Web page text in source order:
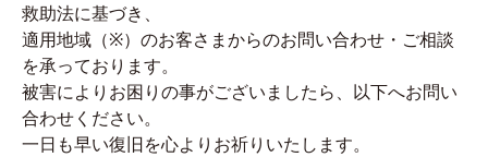
救助法に基づき、
適用地域（※）のお客さまからのお問い合わせ・ご相談
を承っております。
被害によりお困りの事がございましたら、以下へお問い
合わせください。
一日も早い復旧を心よりお祈りいたします。